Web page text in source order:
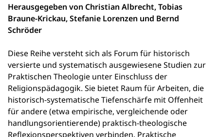
Herausgegeben von Christian Albrecht, Tobias
Braune-Krickau, Stefanie Lorenzen und Bernd
Schröder
Diese Reihe versteht sich als Forum für historisch
versierte und systematisch ausgewiesene Studien zur
Praktischen Theologie unter Einschluss der
Religionspädagogik. Sie bietet Raum für Arbeiten, die
historisch-systematische Tiefenschärfe mit Offenheit
für andere (etwa empirische, vergleichende oder
handlungsorientierende) praktisch-theologische
Reflexionsperspektiven verbinden. Praktische